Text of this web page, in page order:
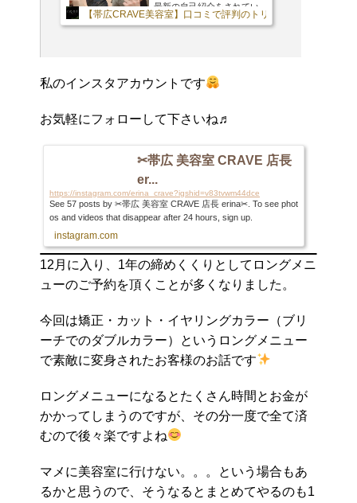
最新の自己紹介をされてい
たので私の自己紹介ブログ
年版を書きたいと思いま
す！
CRAVEの『ショート
ツ自己紹介、良かったら覗
いてみて下さい☆私のイン
軽にフォローして下さいね
♬はい、↑の自己紹介ブロ
グ、古いですね〜
そんなに改まって書くこと
もないのですが、書きなが
ら自分が進化しているか確
【帯広CRAVE美容室】口コミで評判のトリートメントやナチ
私のインスタアカウントです
お気軽にフォローして下さいね♬
✂︎帯広 美容室 CRAVE 店長
er...
https://instagram.com/erina_crave?igshid=v83tvwm44dce
See 57 posts by ✂︎帯広 美容室 CRAVE 店長 erina✂︎. To see phot
os and videos that disappear after 24 hours, sign up.
instagram.com
12月に入り、1年の締めくくりとしてロングメニ
ューのご予約を頂くことが多くなりました。
今回は矯正・カット・イヤリングカラー（ブリ
ーチでのダブルカラー）というロングメニュー
で素敵に変身されたお客様のお話です
ロングメニューになるとたくさん時間とお金が
かかってしまうのですが、その分一度で全て済
むので後々楽ですよね
マメに美容室に行けない。。。という場合もあ
るかと思うので、そうなるとまとめてやるのも1